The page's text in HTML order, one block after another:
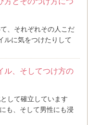
、それぞれその人こだ
ルに気をつけたりして
ル、そしてつけ方の
して確立しています
も、そして男性にも浸